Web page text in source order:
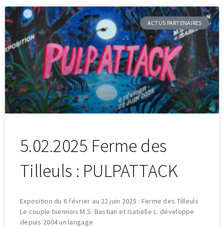
ACTUS PARTENAIRES
5.02.2025 Ferme des
Tilleuls : PULPATTACK
Exposition du 6 février au 22 juin 2025 : Ferme des Tilleuls
Le couple biennois M.S. Bastian et Isabelle L. développe
depuis 2004 un langage